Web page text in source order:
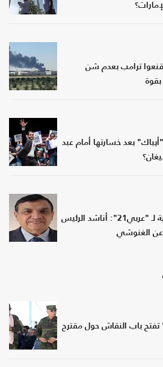
أقنعوا ترامب بعدم شن
بعد خسارتها أمام عبد
قيادي بالنهضة التونسية لـ "عربي21": أناشد الرئيس
عن الغنوشي
تفتح باب النقاش حول مقترح